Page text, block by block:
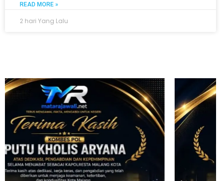
READ MORE »
2 hari Yang Lalu